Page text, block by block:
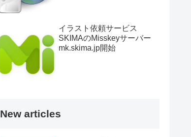
イラスト依頼サービス
SKIMAのMisskeyサーバー
mk.skima.jp開始
New articles